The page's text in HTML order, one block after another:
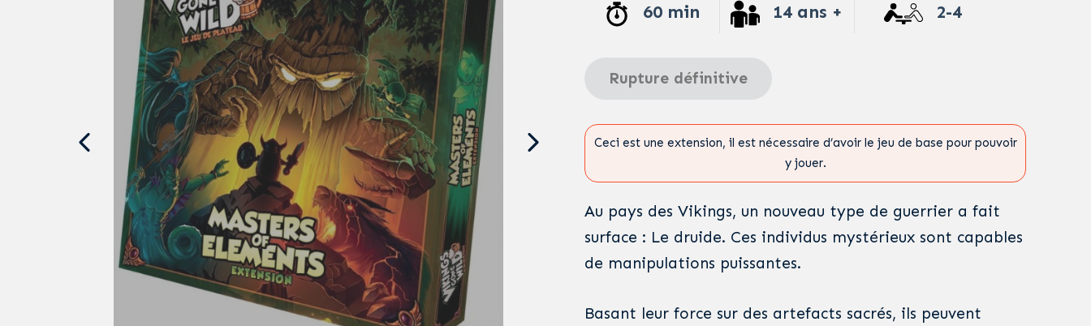
60 min 14 ans + 2-4
Rupture définitive
Ceci est une extension, il est nécessaire d’avoir le jeu de base pour pouvoir
y jouer.
Au pays des Vikings, un nouveau type de guerrier a fait
surface : Le druide. Ces individus mystérieux sont capables
de manipulations puissantes.
Basant leur force sur des artefacts sacrés, ils peuvent